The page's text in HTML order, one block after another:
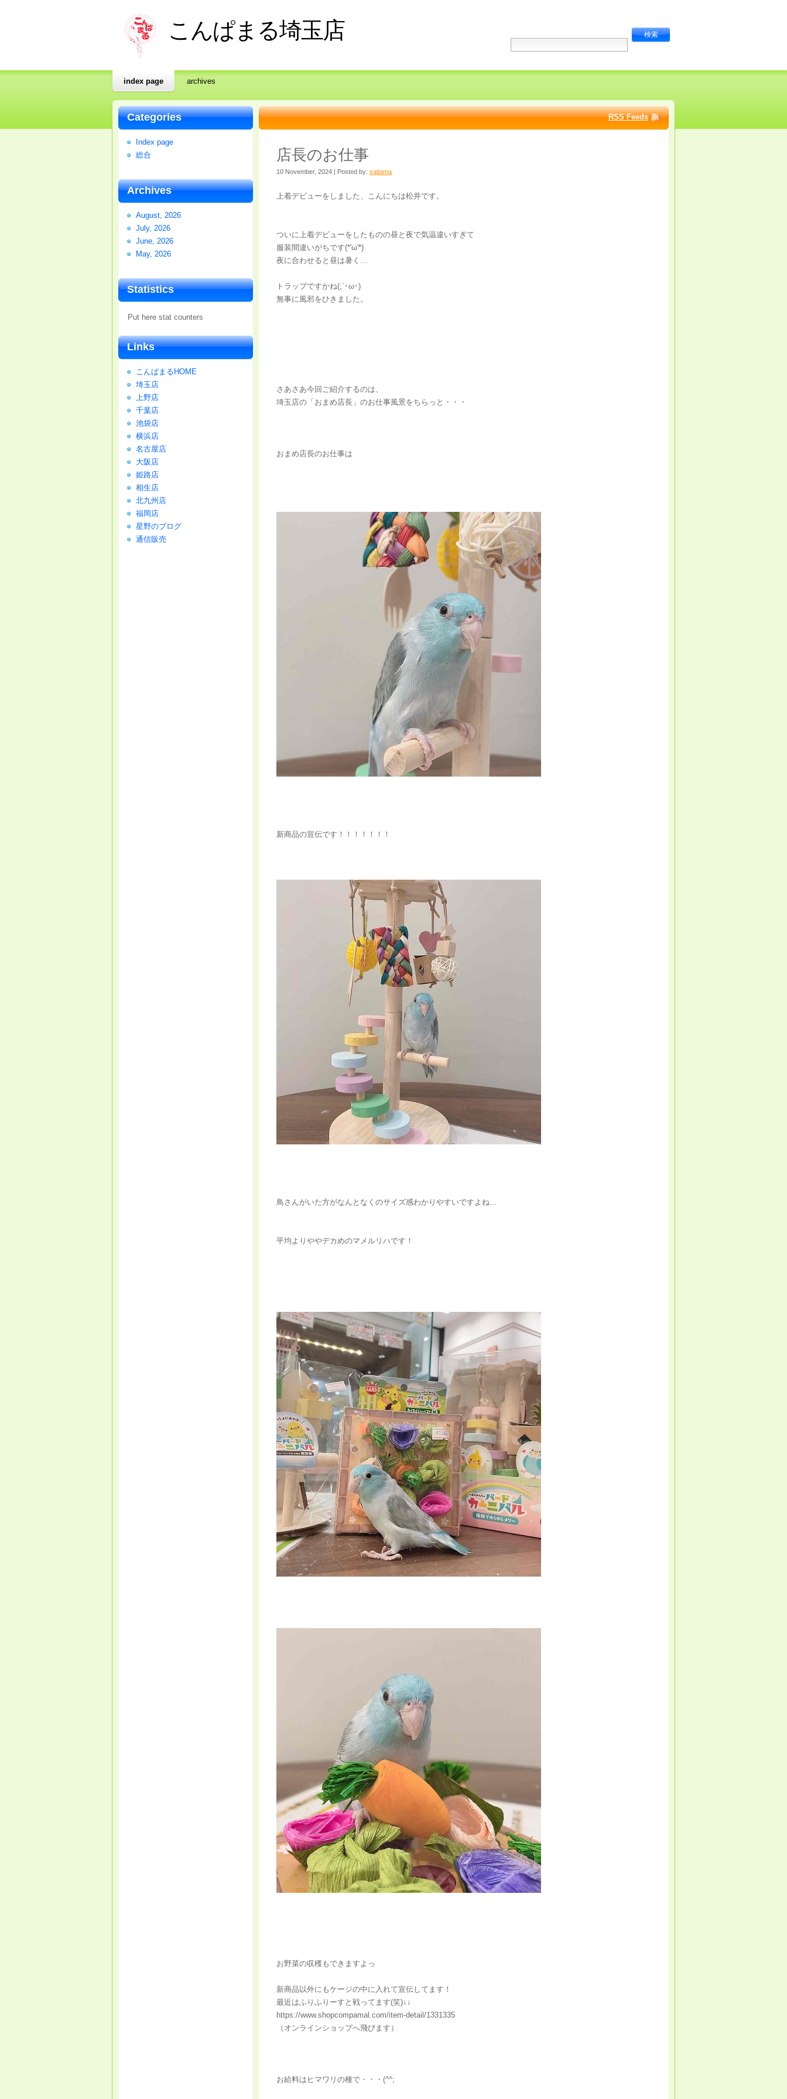
こんぱまる埼玉店
index page archives
RSS Feeds
店長のお仕事
10 November, 2024 | Posted by: saitama
上着デビューをしました、こんにちは松井です。
ついに上着デビューをしたものの昼と夜で気温違いすぎて
服装間違いがちです(*'ω'*)
夜に合わせると昼は暑く...
トラップですかね(;´･ω･)
無事に風邪をひきました。
さあさあ今回ご紹介するのは、
埼玉店の「おまめ店長」のお仕事風景をちらっと・・・
おまめ店長のお仕事は
新商品の宣伝です！！！！！！！
鳥さんがいた方がなんとなくのサイズ感わかりやすいですよね...
平均よりややデカめのマメルリハです！
お野菜の収穫もできますよっ
新商品以外にもケージの中に入れて宣伝してます！
最近はふりふりーすと戦ってます(笑)↓↓
https://www.shopcompamal.com/item-detail/1331335
（オンラインショップへ飛びます）
お給料はヒマワリの種で・・・(^^;
Categories
Index page
総合
Archives
August, 2026
July, 2026
June, 2026
May, 2026
Statistics
Put here stat counters
Links
こんぱまるHOME
埼玉店
上野店
千葉店
池袋店
横浜店
名古屋店
大阪店
姫路店
相生店
北九州店
福岡店
星野のブログ
通信販売